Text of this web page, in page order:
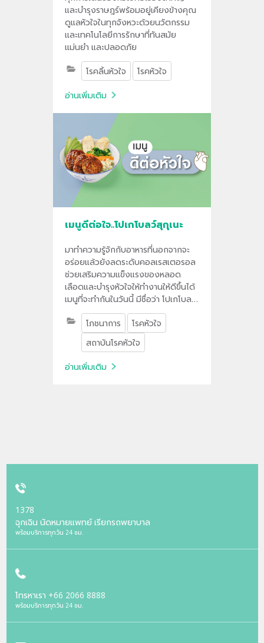
และบำรุงราษฎร์พร้อมอยู่เคียงข้างคุณ
ดูแลหัวใจในทุกจังหวะด้วยนวัตกรรม
และเทคโนโลยีการรักษาที่ทันสมัย
แม่นยำ และปลอดภัย
โรคลิ้นหัวใจ โรคหัวใจ
อ่านเพิ่มเติม
เมนูดีต่อใจ..โปเกโบลว์สุกุเนะ
มาทำความรู้จักกับอาหารที่นอกจากจะ
อร่อยแล้วยังลดระดับคอลเรสเตอรอล
ช่วยเสริมความแข็งแรงของหลอด
เลือดและบำรุงหัวใจให้ทำงานให้ดีขึ้นได้
เมนูที่จะทำกันในวันนี้ มีชื่อว่า โปเกโบลว์
สุกุเนะ หรือไก่บดย่างสมุนไพรสไตล์
ญี่ปุ่นไปดูวิธีทำกันว่าจะทำออกมา
อย่างไรให้อร่อย และถูกใจ ทำให้สุขภาพ
ใจเราดีขึ้น
โภชนาการ
โรคหัวใจ
สถาบันโรคหัวใจ
อ่านเพิ่มเติม
1378
ฉุกเฉิน นัดหมายแพทย์ เรียกรถพยาบาล
พร้อมบริการทุกวัน 24 ชม.
โทรหาเรา +66 2066 8888
พร้อมบริการทุกวัน 24 ชม.